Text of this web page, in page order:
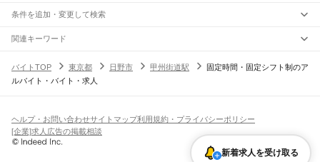
条件を追加・変更して検索
市区町村を追加・変更
東京都すべて
東京23区 すべて
江戸川区
八王子市立川市武蔵野市 昭島市調布市町田市小金井市
小平市日野市 狛江市 東大和市 清瀬市
あきる野市西東京市 大島町利島村
駅を追加・変更
JR山手線
大崎駅五反田駅目黒駅恵比寿駅 代々木駅新宿駅新大久保駅
高田馬場駅
田端駅 西日暮里駅
新橋駅浜松町駅田町駅
職種を追加・変更
飲食・フードサービスすべて
ホールスタッフキッチンスタッフ
パン屋（ベーカリー）
バー（BAR）・バーテンダー
飲食店（店長・マネージャー）
人気
日払いOK高校生歓迎 髪型・髪色自由
留学生・外国人活躍中
雇用形態を追加・変更
関連キーワード
バイトTOP
東京都 日野市 甲州街道駅
固定時間・固定シフト制のア
ルバイト・バイト・求人
新着求人を受け取る
ヘルプ・お問い合わせサイトマップ利用規約・プライバシーポリシー
[企業]求人広告の掲載相談